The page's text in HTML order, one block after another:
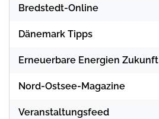
Bredstedt-Online
Dänemark Tipps
Erneuerbare Energien Zukunft
Nord-Ostsee-Magazine
Veranstaltungsfeed